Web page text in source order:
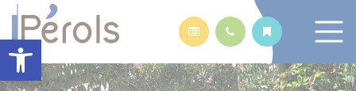
Ouvrir la barre d’outils
Panneau de gestion des cookies